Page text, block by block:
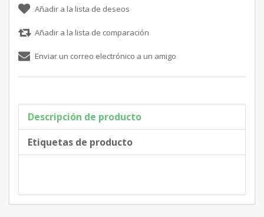
Descripción de producto
Etiquetas de producto